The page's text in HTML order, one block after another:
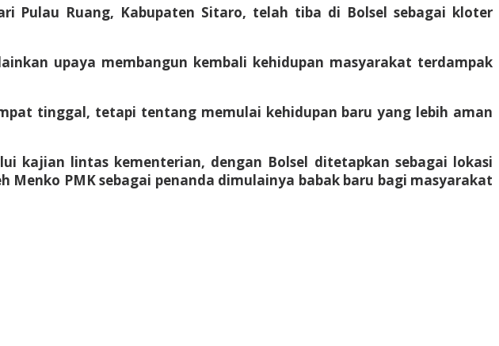
Pulau Ruang, Kabupaten Sitaro, telah tiba di Bolsel sebagai kloter
upaya membangun kembali kehidupan masyarakat terdampak
tinggal, tetapi tentang memulai kehidupan baru yang lebih aman
kajian lintas kementerian, dengan Bolsel ditetapkan sebagai lokasi
Menko PMK sebagai penanda dimulainya babak baru bagi masyarakat